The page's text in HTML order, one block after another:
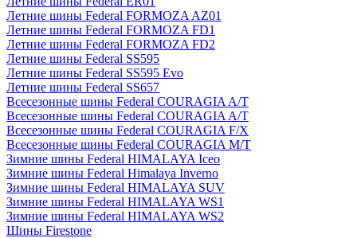
Летние шины Federal FORMOZA AZ01
Летние шины Federal FORMOZA FD1
Летние шины Federal FORMOZA FD2
Летние шины Federal SS595
Летние шины Federal SS595 Evo
Летние шины Federal SS657
Всесезонные шины Federal COURAGIA A/T
Всесезонные шины Federal COURAGIA A/T
Всесезонные шины Federal COURAGIA F/X
Всесезонные шины Federal COURAGIA M/T
Зимние шины Federal HIMALAYA Iceo
Зимние шины Federal Himalaya Inverno
Зимние шины Federal HIMALAYA SUV
Зимние шины Federal HIMALAYA WS1
Зимние шины Federal HIMALAYA WS2
Шины Firestone